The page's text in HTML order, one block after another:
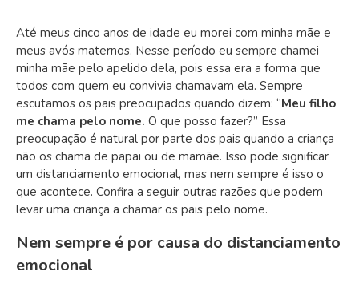
Até meus cinco anos de idade eu morei com minha mãe e
meus avós maternos. Nesse período eu sempre chamei
minha mãe pelo apelido dela, pois essa era a forma que
todos com quem eu convivia chamavam ela. Sempre
escutamos os pais preocupados quando dizem: “Meu filho
me chama pelo nome. O que posso fazer?” Essa
preocupação é natural por parte dos pais quando a criança
não os chama de papai ou de mamãe. Isso pode significar
um distanciamento emocional, mas nem sempre é isso o
que acontece. Confira a seguir outras razões que podem
levar uma criança a chamar os pais pelo nome.
Nem sempre é por causa do distanciamento
emocional